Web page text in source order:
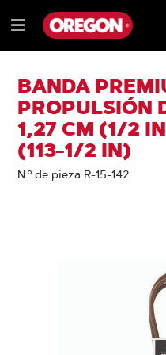
AL
CONTENIDO
AL
DE
Menú
BANDA
PROPULSIÓN
1,27 CM (1/2
(113-1/2 IN)
N.º de pieza R-15-142